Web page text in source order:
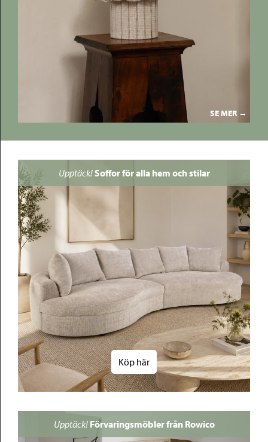
SE MER →
Upptäck! Soffor för alla hem och stilar
Köp här
Upptäck! Förvaringsmöbler från Rowico